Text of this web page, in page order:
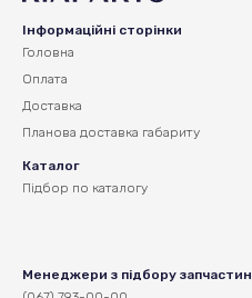
Інформаційні сторінки
Головна
Оплата
Доставка
Планова доставка габариту
Каталог
Підбор по каталогу
Менеджери з підбору запчастин